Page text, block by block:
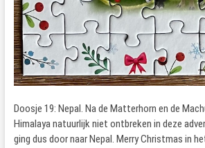
Doosje 19: Nepal. Na de Matterhorn en de
Himalaya natuurlijk niet ontbreken in deze
ging dus door naar Nepal. Merry Christmas in